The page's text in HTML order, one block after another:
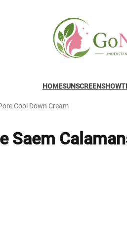
HOMESUNSCREENSHOW
Cool Down Cream
Saem